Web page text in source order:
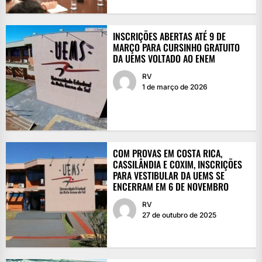
INSCRIÇÕES ABERTAS ATÉ 9 DE
MARÇO PARA CURSINHO GRATUITO
DA UEMS VOLTADO AO ENEM
RV
1 de março de 2026
COM PROVAS EM COSTA RICA,
CASSILÂNDIA E COXIM, INSCRIÇÕES
PARA VESTIBULAR DA UEMS SE
ENCERRAM EM 6 DE NOVEMBRO
RV
27 de outubro de 2025